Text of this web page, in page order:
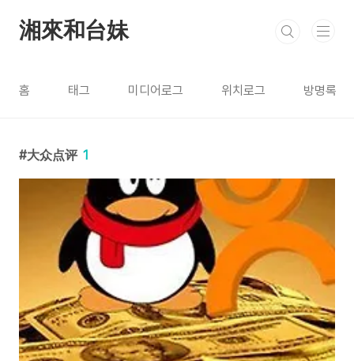
湘來和台妹
홈 태그 미디어로그 위치로그 방명록
大众点评 1